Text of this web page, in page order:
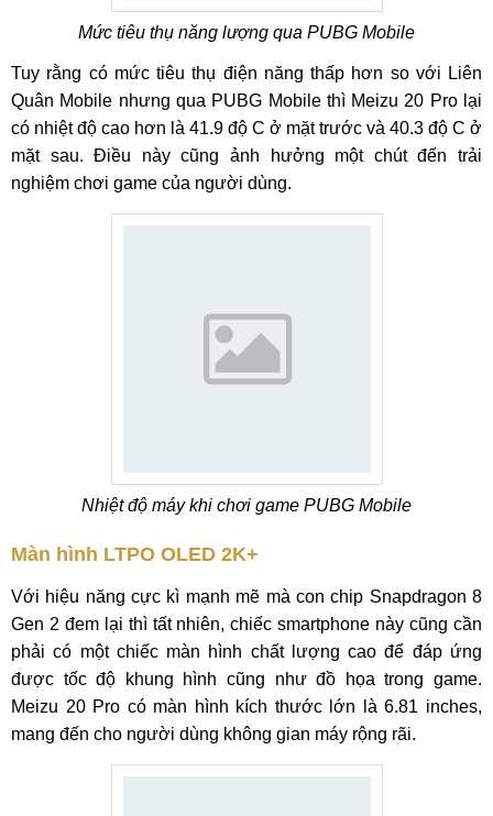
Mức tiêu thụ năng lượng qua PUBG Mobile
Tuy rằng có mức tiêu thụ điện năng thấp hơn so với Liên
Quân Mobile nhưng qua PUBG Mobile thì Meizu 20 Pro lại
có nhiệt độ cao hơn là 41.9 độ C ở mặt trước và 40.3 độ C ở
mặt sau. Điều này cũng ảnh hưởng một chút đến trải
nghiệm chơi game của người dùng.
Nhiệt độ máy khi chơi game PUBG Mobile
Màn hình LTPO OLED 2K+
Với hiệu năng cực kì mạnh mẽ mà con chip Snapdragon 8
Gen 2 đem lại thì tất nhiên, chiếc smartphone này cũng cần
phải có một chiếc màn hình chất lượng cao để đáp ứng
được tốc độ khung hình cũng như đồ họa trong game.
Meizu 20 Pro có màn hình kích thước lớn là 6.81 inches,
mang đến cho người dùng không gian máy rộng rãi.